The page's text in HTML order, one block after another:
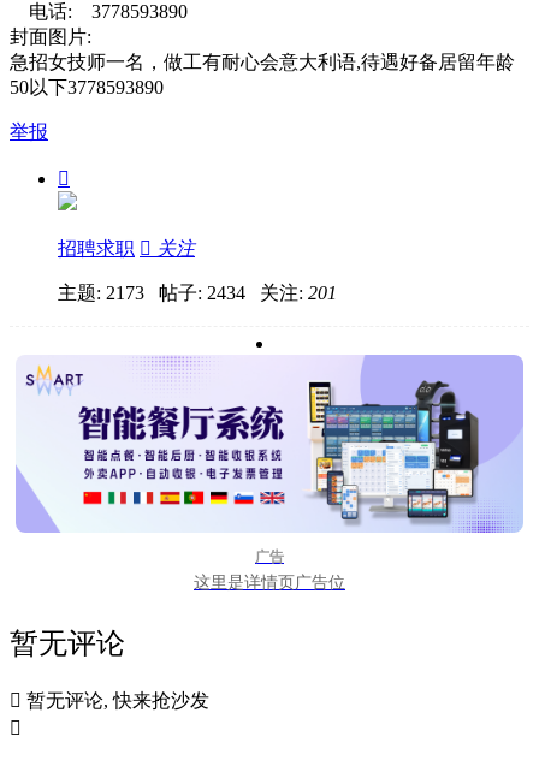
电话:
3778593890
封面图片:
急招女技师一名，做工有耐心会意大利语,待遇好备居留年龄
50以下3778593890
举报

招聘求职  关注
主题: 2173 帖子: 2434 关注: 201
广告
这里是详情页广告位
暂无评论
 暂无评论, 快来抢沙发
